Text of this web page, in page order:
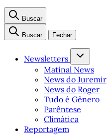
Buscar
Buscar Fechar
Newsletters
Matinal News
News do Juremir
News do Roger
Tudo é Gênero
Parêntese
Climática
Reportagem